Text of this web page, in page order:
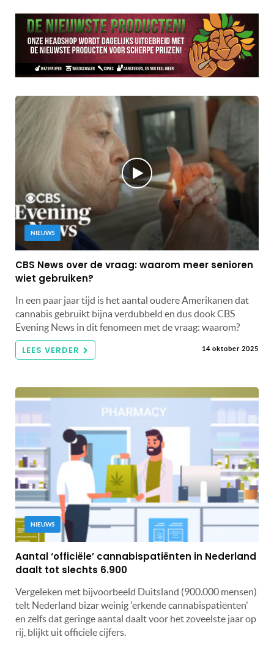
NIEUWS
CBS News over de vraag: waarom meer senioren
wiet gebruiken?
In een paar jaar tijd is het aantal oudere Amerikanen dat
cannabis gebruikt bijna verdubbeld en dus dook CBS
Evening News in dit fenomeen met de vraag: waarom?
LEES VERDER 14 oktober 2025
NIEUWS
Aantal ‘officiële’ cannabispatiënten in Nederland
daalt tot slechts 6.900
Vergeleken met bijvoorbeeld Duitsland (900.000 mensen)
telt Nederland bizar weinig 'erkende cannabispatiënten'
en zelfs dat geringe aantal daalt voor het zoveelste jaar op
rij, blijkt uit officiële cijfers.